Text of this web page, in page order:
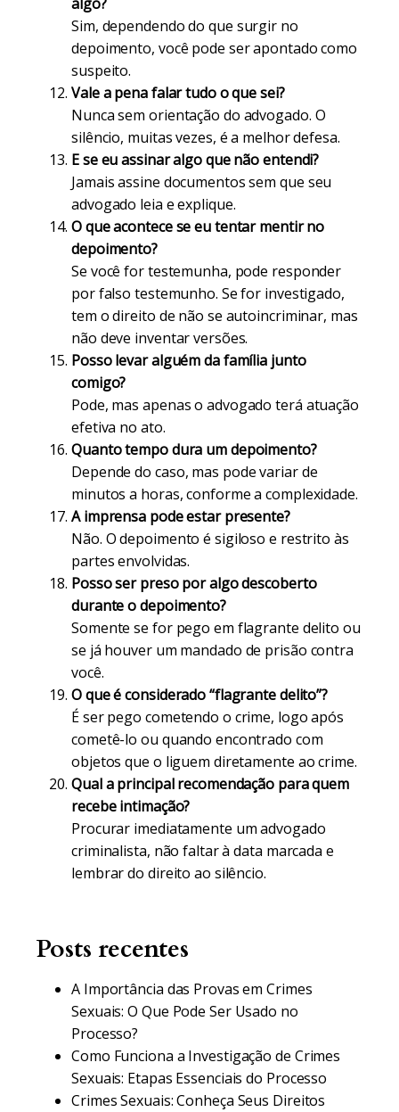
Sim, dependendo do que surgir no
depoimento, você pode ser apontado como
suspeito.
Vale a pena falar tudo o que sei?
Nunca sem orientação do advogado. O
silêncio, muitas vezes, é a melhor defesa.
E se eu assinar algo que não entendi?
Jamais assine documentos sem que seu
advogado leia e explique.
O que acontece se eu tentar mentir no
depoimento?
Se você for testemunha, pode responder
por falso testemunho. Se for investigado,
tem o direito de não se autoincriminar, mas
não deve inventar versões.
Posso levar alguém da família junto
comigo?
Pode, mas apenas o advogado terá atuação
efetiva no ato.
Quanto tempo dura um depoimento?
Depende do caso, mas pode variar de
minutos a horas, conforme a complexidade.
A imprensa pode estar presente?
Não. O depoimento é sigiloso e restrito às
partes envolvidas.
Posso ser preso por algo descoberto
durante o depoimento?
Somente se for pego em flagrante delito ou
se já houver um mandado de prisão contra
você.
O que é considerado “flagrante delito”?
É ser pego cometendo o crime, logo após
cometê-lo ou quando encontrado com
objetos que o liguem diretamente ao crime.
Qual a principal recomendação para quem
recebe intimação?
Procurar imediatamente um advogado
criminalista, não faltar à data marcada e
lembrar do direito ao silêncio.
Posts recentes
A Importância das Provas em Crimes
Sexuais: O Que Pode Ser Usado no
Processo?
Como Funciona a Investigação de Crimes
Sexuais: Etapas Essenciais do Processo
Crimes Sexuais: Conheça Seus Direitos